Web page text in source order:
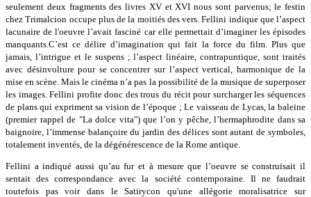
seulement deux fragments des livres XV et XVI nous sont parvenus; le festin
chez Trimalcion occupe plus de la moitiés des vers. Fellini indique que l’aspect
lacunaire de l'oeuvre l’avait fasciné car elle permettait d’imaginer les épisodes
manquants.C’est ce délire d’imagination qui fait la force du film. Plus que
jamais, l’intrigue et le suspens ; l’aspect linéaire, contrapuntique, sont traités
avec désinvolture pour se concentrer sur l’aspect vertical, harmonique de la
mise en scène. Mais le cinéma n’a pas la possibilité de la musique de superposer
les images. Fellini profite donc des trous du récit pour surcharger les séquences
de plans qui expriment sa vision de l’époque ; Le vaisseau de Lycas, la baleine
(premier rappel de "La dolce vita") que l’on y pêche, l’hermaphrodite dans sa
baignoire, l’immense balançoire du jardin des délices sont autant de symboles,
totalement inventés, de la dégénérescence de la Rome antique.
Fellini a indiqué aussi qu’au fur et à mesure que l’oeuvre se construisait il
sentait des correspondance avec la société contemporaine. Il ne faudrait
toutefois pas voir dans le Satirycon qu'une allégorie moralisatrice sur